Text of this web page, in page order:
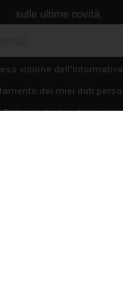
sulle ultime novità.
visione
dei miei dati
Edilsocialnetwork(Per